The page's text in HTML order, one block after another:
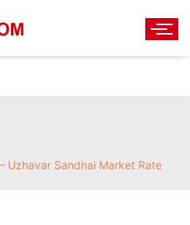
Uzhavar Sandhai Market Rate